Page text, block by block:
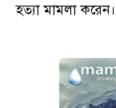
হত্যা মামলা করেন।